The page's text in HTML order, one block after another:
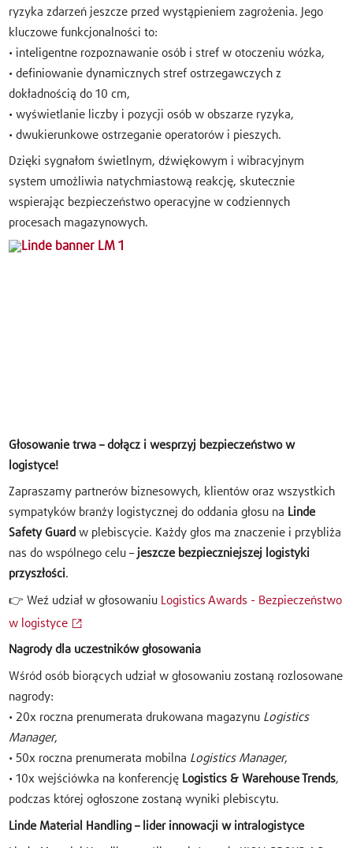
ryzyka zdarzeń jeszcze przed wystąpieniem zagrożenia. Jego
kluczowe funkcjonalności to:
• inteligentne rozpoznawanie osób i stref w otoczeniu wózka,
• definiowanie dynamicznych stref ostrzegawczych z
dokładnością do 10 cm,
• wyświetlanie liczby i pozycji osób w obszarze ryzyka,
• dwukierunkowe ostrzeganie operatorów i pieszych.
Dzięki sygnałom świetlnym, dźwiękowym i wibracyjnym
system umożliwia natychmiastową reakcję, skutecznie
wspierając bezpieczeństwo operacyjne w codziennych
procesach magazynowych.
Głosowanie trwa – dołącz i wesprzyj bezpieczeństwo w
logistyce!
Zapraszamy partnerów biznesowych, klientów oraz wszystkich
sympatyków branży logistycznej do oddania głosu na Linde
Safety Guard w plebiscycie. Każdy głos ma znaczenie i przybliża
nas do wspólnego celu – jeszcze bezpieczniejszej logistyki
przyszłości.
👉 Weź udział w głosowaniu
Logistics Awards - Bezpieczeństwo
w logistyce
Nagrody dla uczestników głosowania
Wśród osób biorących udział w głosowaniu zostaną rozlosowane
nagrody:
• 20x roczna prenumerata drukowana magazynu Logistics
Manager,
• 50x roczna prenumerata mobilna Logistics Manager,
• 10x wejściówka na konferencję Logistics & Warehouse Trends,
podczas której ogłoszone zostaną wyniki plebiscytu.
Linde Material Handling – lider innowacji w intralogistyce